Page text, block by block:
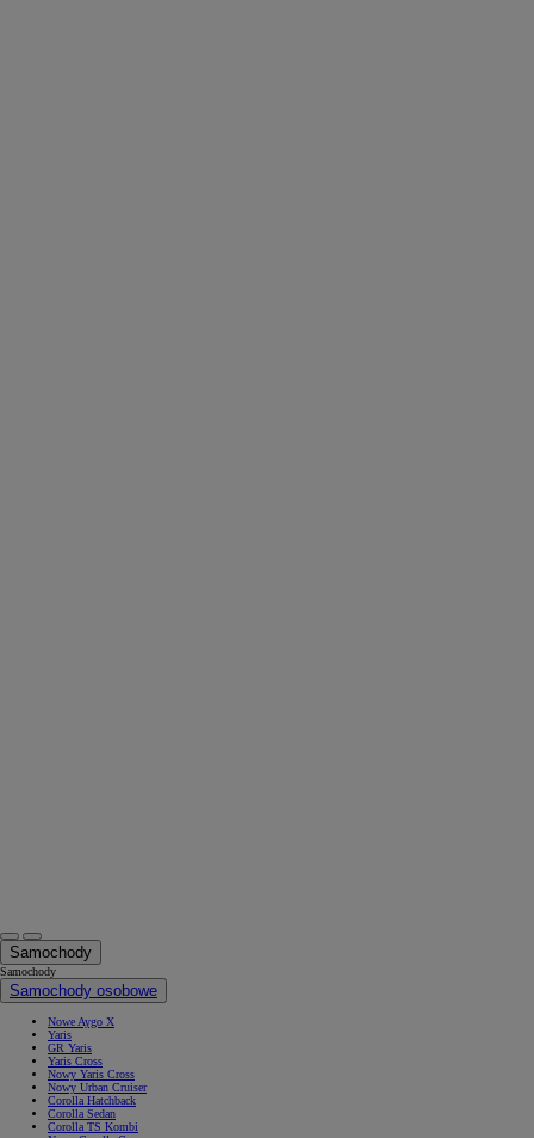
Samochody
Samochody
Samochody osobowe
Nowe Aygo X
Yaris
GR Yaris
Yaris Cross
Nowy Yaris Cross
Nowy Urban Cruiser
Corolla Hatchback
Corolla Sedan
Corolla TS Kombi